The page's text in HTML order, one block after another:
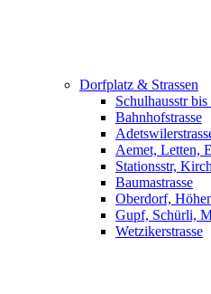
Dorfplatz & Strassen
Schulhausstr
Bahnhofstrasse
Aemet, Letten,
Stationsstr,
Baumastrasse
Oberdorf,
Gupf, Schürli,
Wetzikerstrasse